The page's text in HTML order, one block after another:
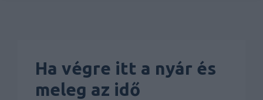
Ha végre itt a nyár és
meleg az idő